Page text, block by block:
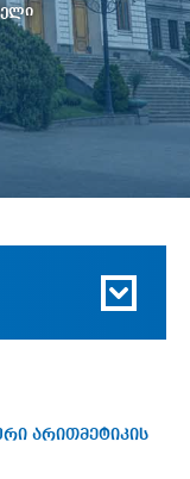
არითმეტიკის